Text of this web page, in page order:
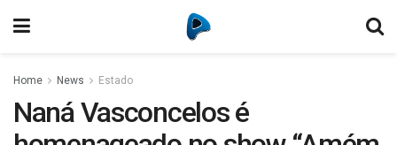
Home News Estado
Naná Vasconcelos é